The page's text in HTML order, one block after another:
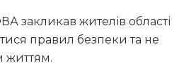
закликав жителів області
правил безпеки та не
життям.